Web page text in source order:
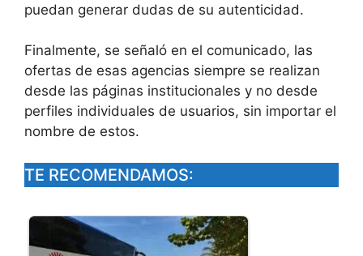
puedan generar dudas de su autenticidad.
Finalmente, se señaló en el comunicado, las
ofertas de esas agencias siempre se realizan
desde las páginas institucionales y no desde
perfiles individuales de usuarios, sin importar el
nombre de estos.
TE RECOMENDAMOS: